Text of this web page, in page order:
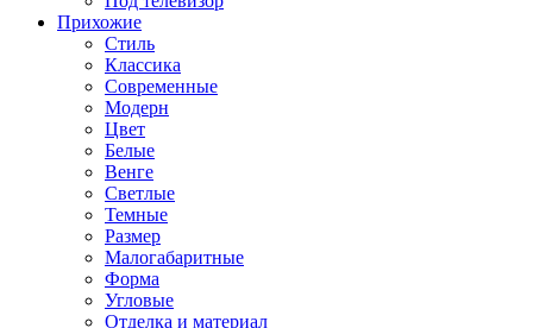
Прихожие
Стиль
Классика
Современные
Модерн
Цвет
Белые
Венге
Светлые
Темные
Размер
Малогабаритные
Форма
Угловые
Отделка и материал